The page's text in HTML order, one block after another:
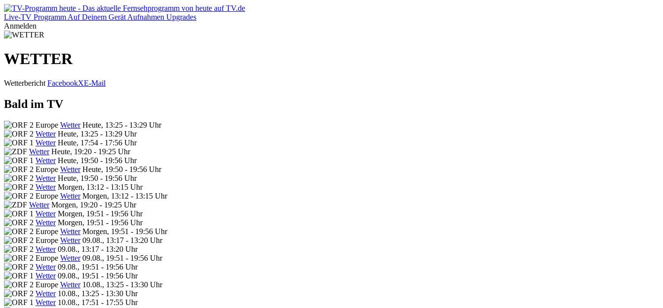
Live-TV Programm Auf Deinem Gerät Aufnahmen Upgrades
Anmelden
WETTER
Wetterbericht FacebookXE-Mail
Bald im TV
Wetter Heute, 13:25 - 13:29 Uhr
Wetter Heute, 13:25 - 13:29 Uhr
Wetter Heute, 17:54 - 17:56 Uhr
Wetter Heute, 19:20 - 19:25 Uhr
Wetter Heute, 19:50 - 19:56 Uhr
Wetter Heute, 19:50 - 19:56 Uhr
Wetter Heute, 19:50 - 19:56 Uhr
Wetter Morgen, 13:12 - 13:15 Uhr
Wetter Morgen, 13:12 - 13:15 Uhr
Wetter Morgen, 19:20 - 19:25 Uhr
Wetter Morgen, 19:51 - 19:56 Uhr
Wetter Morgen, 19:51 - 19:56 Uhr
Wetter Morgen, 19:51 - 19:56 Uhr
Wetter 09.08., 13:17 - 13:20 Uhr
Wetter 09.08., 13:17 - 13:20 Uhr
Wetter 09.08., 19:51 - 19:56 Uhr
Wetter 09.08., 19:51 - 19:56 Uhr
Wetter 09.08., 19:51 - 19:56 Uhr
Wetter 10.08., 13:25 - 13:30 Uhr
Wetter 10.08., 13:25 - 13:30 Uhr
Wetter 10.08., 17:51 - 17:55 Uhr